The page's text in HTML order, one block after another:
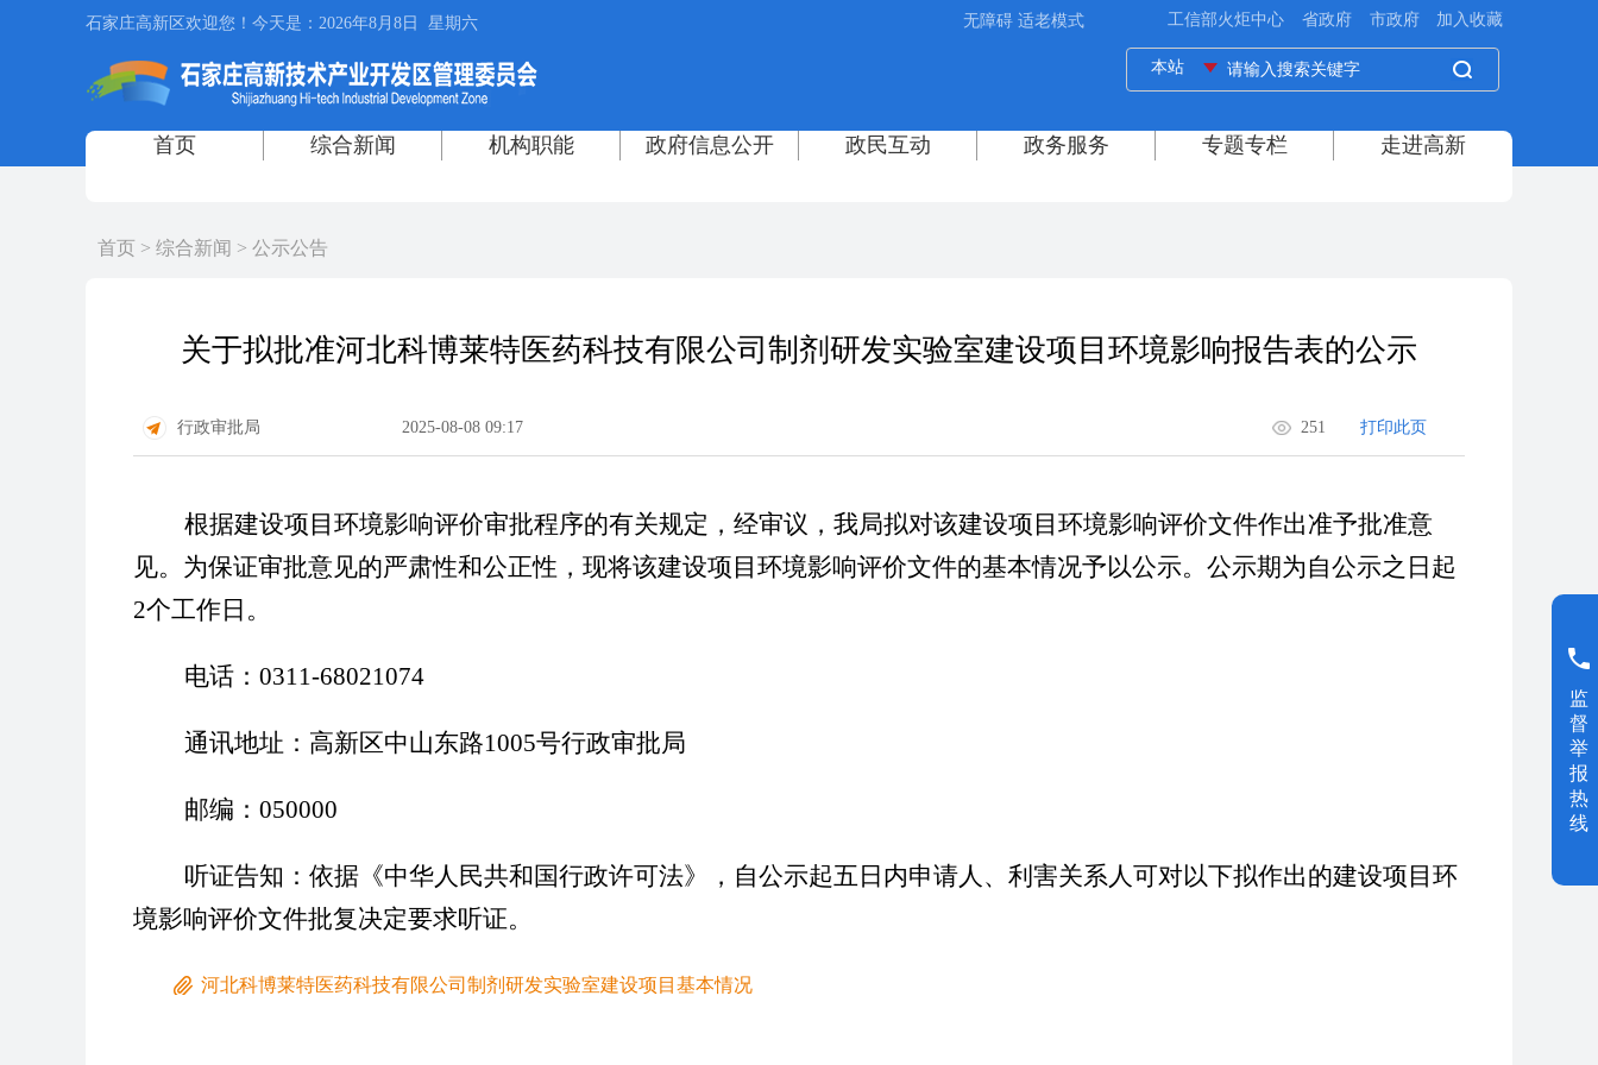
无障碍 适老模式
首页 > 综合新闻 > 公示公告
关于拟批准河北科博莱特医药科技有限公司制剂研发实验室建设项目环境影响报告表的公示
行政审批局 2025-08-08 09:17 251 打印此页
根据建设项目环境影响评价审批程序的有关规定，经审议，我局拟对该建设项目环境影响评价文件作出准予批准意
见。为保证审批意见的严肃性和公正性，现将该建设项目环境影响评价文件的基本情况予以公示。公示期为自公示之日起
2个工作日。
电话： 0311-68021074
通讯地址：高新区中山东路1005号行政审批局
邮编： 050000
听证告知：依据《中华人民共和国行政许可法》，自公示起五日内申请人、利害关系人可对以下拟作出的建设项目环
境影响评价文件批复决定要求听证。
河北科博莱特医药科技有限公司制剂研发实验室建设项目基本情况
监
督
举
报
热
线